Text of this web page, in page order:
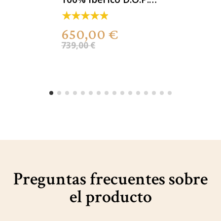
Dehesa de
Extremadura
650,00 €
739,00 €
Preguntas frecuentes sobre
el producto